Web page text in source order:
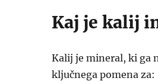
Kaj je kalij
Kalij je mineral, ki ga
ključnega pomena za: